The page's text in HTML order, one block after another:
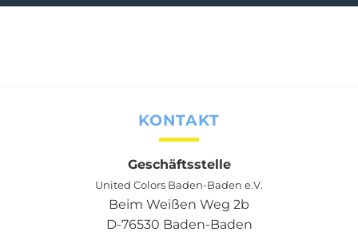
KONTAKT
Geschäftsstelle
United Colors Baden-Baden e.V.
Beim Weißen Weg 2b
D-76530 Baden-Baden